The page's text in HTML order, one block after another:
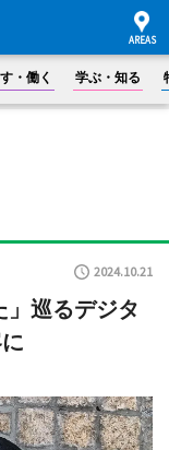
・働く 学ぶ・知る
2024.10.21
巡るデジタ